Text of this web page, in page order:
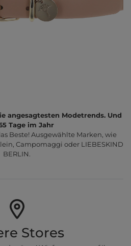
angesagtesten Modetrends. Und
Tage im Jahr
Beste! Ausgewählte Marken, wie
Campomaggi oder LIEBESKIND
BERLIN.
Stores